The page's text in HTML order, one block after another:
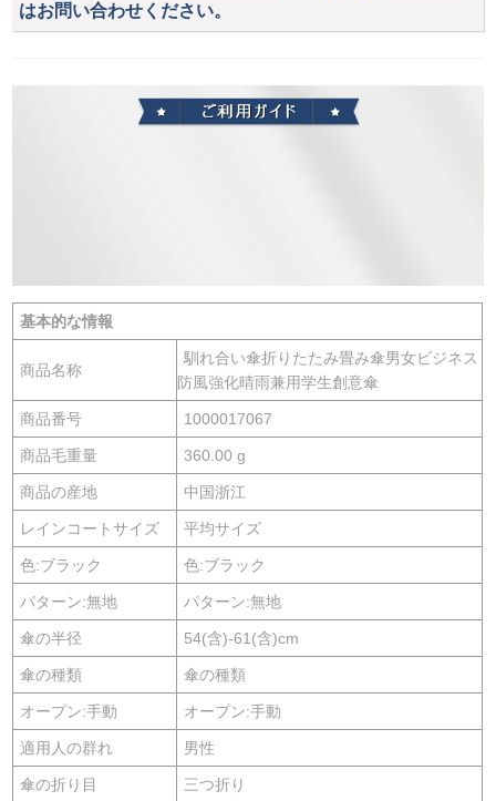
はお問い合わせください。
基本的な情報
商品名称
馴れ合い傘折りたたみ畳み傘男女ビジネス
防風強化晴雨兼用学生創意傘
商品番号 1000017067
商品毛重量 360.00 g
商品の産地 中国浙江
レインコートサイズ 平均サイズ
色:ブラック 色:ブラック
パターン:無地 パターン:無地
傘の半径 54(含)-61(含)cm
傘の種類 傘の種類
オープン:手動 オープン:手動
適用人の群れ 男性
傘の折り目 三つ折り